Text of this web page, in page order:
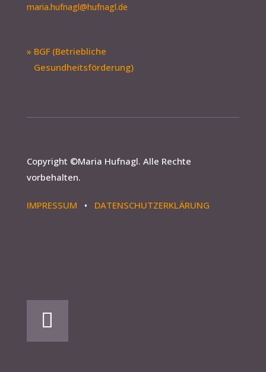
maria.hufnagl@hufnagl.de
» BGF (Betriebliche
Gesundheitsförderung)
Copyright ©Maria Hufnagl. Alle Rechte
vorbehalten.
IMPRESSUM • DATENSCHUTZERKLÄRUNG